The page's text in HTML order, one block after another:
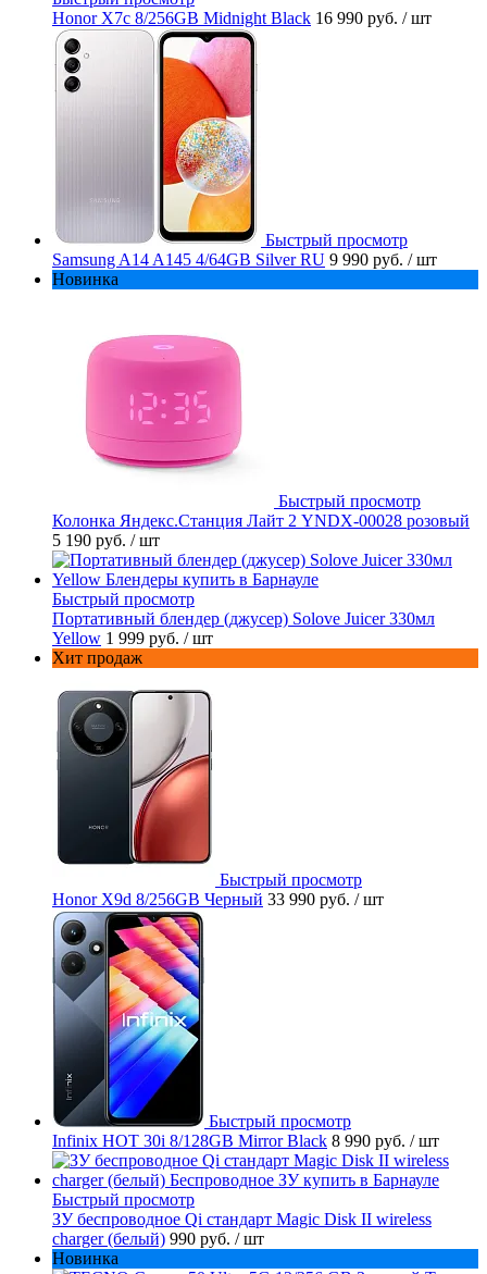
Honor X7c 8/256GB Midnight Black 16 990 руб. / шт
Быстрый просмотр
Samsung A14 A145 4/64GB Silver RU 9 990 руб. / шт
Новинка
Быстрый просмотр
Колонка Яндекс.Станция Лайт 2 YNDX-00028 розовый
5 190 руб. / шт
Быстрый просмотр
Портативный блендер (джусер) Solove Juicer 330мл
Yellow 1 999 руб. / шт
Хит продаж
Быстрый просмотр
Honor X9d 8/256GB Черный 33 990 руб. / шт
Быстрый просмотр
Infinix HOT 30i 8/128GB Mirror Black 8 990 руб. / шт
Быстрый просмотр
ЗУ беспроводное Qi стандарт Magic Disk II wireless
charger (белый) 990 руб. / шт
Новинка